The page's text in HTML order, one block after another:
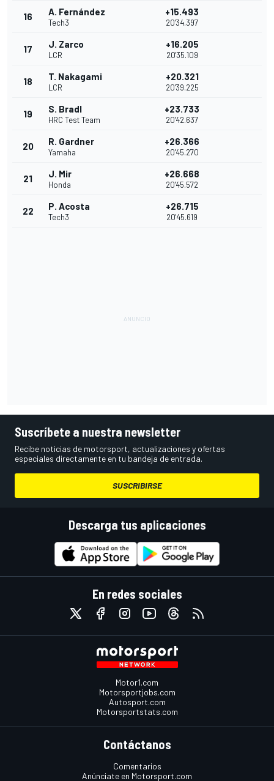
16 A. Fernández
Tech3
+15.493
20'34.397
17 J. Zarco
LCR
+16.205
20'35.109
18 T. Nakagami
LCR
+20.321
20'39.225
19 S. Bradl
HRC Test Team
+23.733
20'42.637
20 R. Gardner
Yamaha
+26.366
20'45.270
21 J. Mir
Honda
+26.668
20'45.572
22 P. Acosta
Tech3
+26.715
20'45.619
Suscríbete a nuestra newsletter
Recibe noticias de motorsport, actualizaciones y ofertas
especiales directamente en tu bandeja de entrada.
SUSCRIBIRSE
Descarga tus aplicaciones
En redes sociales
Motor1.com
Motorsportjobs.com
Autosport.com
Motorsportstats.com
Contáctanos
Comentarios
Anúnciate en Motorsport.com